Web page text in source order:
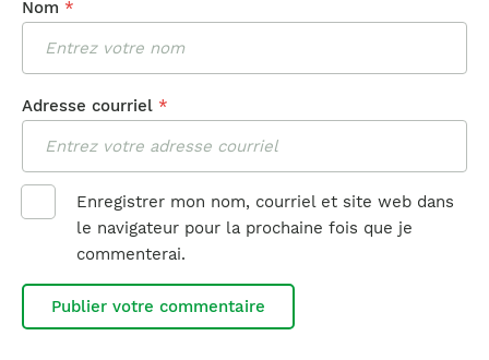
Nom *
Adresse courriel *
Enregistrer mon nom, courriel et site web dans
le navigateur pour la prochaine fois que je
commenterai.